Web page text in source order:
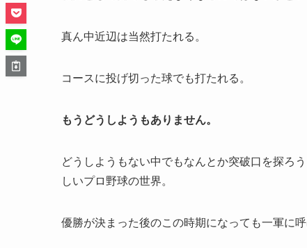
真ん中近辺は当然打たれる。
コースに投げ切った球でも打たれる。
もうどうしようもありません。
どうしようもない中でもなんとか突破口を探ろ
しいプロ野球の世界。
優勝が決まった後のこの時期になっても一軍に